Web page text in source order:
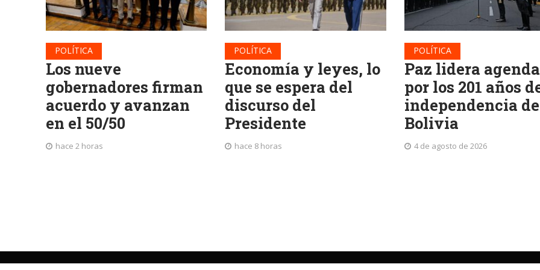
POLÍTICA
Los nueve
gobernadores firman
acuerdo y avanzan
en el 50/50
hace 2 horas
POLÍTICA
Economía y leyes, lo
que se espera del
discurso del
Presidente
hace 8 horas
POLÍTICA
Paz lidera agenda
por los 201 años
independencia de
Bolivia
4 de agosto de 2026
©La PatriaPeriodismo independiente desde 1919